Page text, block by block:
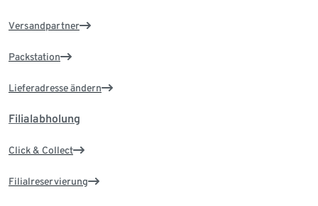
Versandpartner
Packstation
Lieferadresse ändern
Filialabholung
Click & Collect
Filialreservierung